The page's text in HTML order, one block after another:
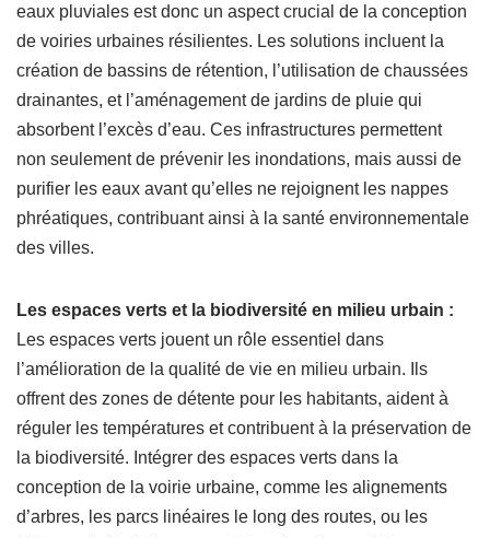
eaux pluviales est donc un aspect crucial de la conception
de voiries urbaines résilientes. Les solutions incluent la
création de bassins de rétention, l’utilisation de chaussées
drainantes, et l’aménagement de jardins de pluie qui
absorbent l’excès d’eau. Ces infrastructures permettent
non seulement de prévenir les inondations, mais aussi de
purifier les eaux avant qu’elles ne rejoignent les nappes
phréatiques, contribuant ainsi à la santé environnementale
des villes.
Les espaces verts et la biodiversité en milieu urbain :
Les espaces verts jouent un rôle essentiel dans
l’amélioration de la qualité de vie en milieu urbain. Ils
offrent des zones de détente pour les habitants, aident à
réguler les températures et contribuent à la préservation de
la biodiversité. Intégrer des espaces verts dans la
conception de la voirie urbaine, comme les alignements
d’arbres, les parcs linéaires le long des routes, ou les